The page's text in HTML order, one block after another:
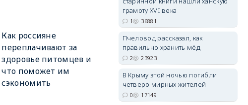
Как россияне
переплачивают за
здоровье питомцев и
что поможет им
сэкономить
erid: 2SDnjdvhGXG
грамоту XVI века
1 36881
Пчеловод рассказал, как
правильно хранить мёд
2 23923
В Крыму этой ночью погибли
четверо мирных жителей
0 17149